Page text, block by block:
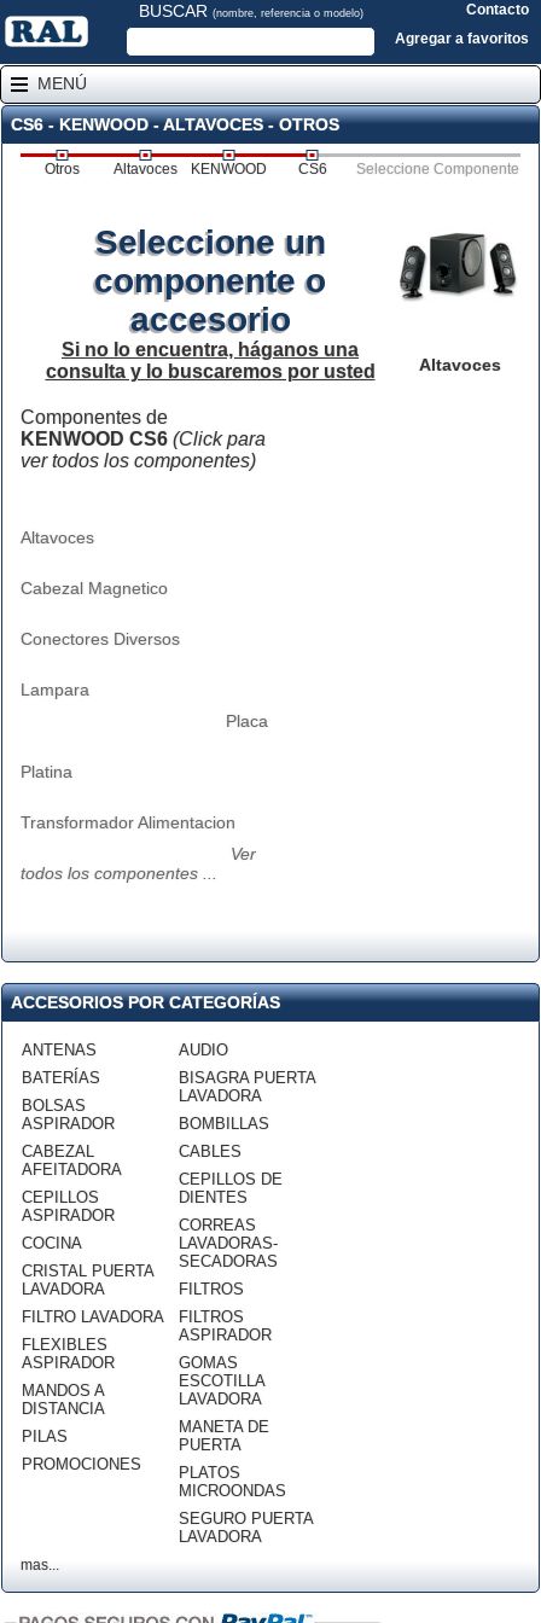
BUSCAR (nombre, referencia o modelo)
Contacto
Agregar a favoritos
MENÚ
CS6 - KENWOOD - ALTAVOCES - OTROS
Otros Altavoces KENWOOD CS6 Seleccione Componente
Altavoces
Seleccione un
componente o
accesorio
Si no lo encuentra, háganos una
consulta y lo buscaremos por usted
Componentes de
KENWOOD CS6 (Click para
ver todos los componentes)
Altavoces
Cabezal Magnetico
Conectores Diversos
Lampara
Placa
Platina
Transformador Alimentacion
Ver
todos los componentes ...
ACCESORIOS POR CATEGORÍAS
ANTENAS
BATERÍAS
BOLSAS
ASPIRADOR
CABEZAL
AFEITADORA
CEPILLOS
ASPIRADOR
COCINA
CRISTAL PUERTA
LAVADORA
FILTRO LAVADORA
FLEXIBLES
ASPIRADOR
MANDOS A
DISTANCIA
PILAS
PROMOCIONES
AUDIO
BISAGRA PUERTA
LAVADORA
BOMBILLAS
CABLES
CEPILLOS DE
DIENTES
CORREAS
LAVADORAS-
SECADORAS
FILTROS
FILTROS
ASPIRADOR
GOMAS
ESCOTILLA
LAVADORA
MANETA DE
PUERTA
PLATOS
MICROONDAS
SEGURO PUERTA
LAVADORA
mas...